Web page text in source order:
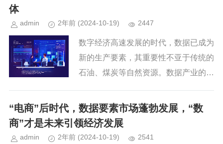
体
admin 2年前 (2024-10-19) 2447
数字经济高速发展的时代，数据已成为
新的生产要素，其重要性不亚于传统的
石油、煤炭等自然资源。数据产业的崛
现代信息技术对数据资源进行深度挖
掘、高效利用，并推动其流通与应用...
“电商”后时代，数据要素市场蓬勃发展，“数
商”才是未来引领经济发展
admin 2年前 (2024-10-19) 2541